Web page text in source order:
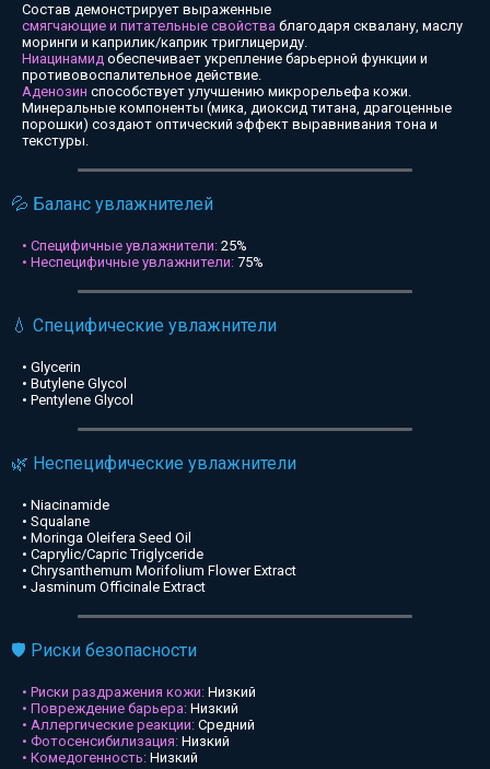
Состав демонстрирует выраженные
смягчающие и питательные свойства благодаря сквалану, маслу
моринги и каприлик/каприк триглицериду.
Ниацинамид обеспечивает укрепление барьерной функции и
противовоспалительное действие.
Аденозин способствует улучшению микрорельефа кожи.
Минеральные компоненты (мика, диоксид титана, драгоценные
порошки) создают оптический эффект выравнивания тона и
текстуры.
💦 Баланс увлажнителей
• Специфичные увлажнители: 25%
• Неспецифичные увлажнители: 75%
💧 Специфические увлажнители
• Glycerin
• Butylene Glycol
• Pentylene Glycol
🌿 Неспецифические увлажнители
• Niacinamide
• Squalane
• Moringa Oleifera Seed Oil
• Caprylic/Capric Triglyceride
• Chrysanthemum Morifolium Flower Extract
• Jasminum Officinale Extract
🛡️ Риски безопасности
• Риски раздражения кожи: Низкий
• Повреждение барьера: Низкий
• Аллергические реакции: Средний
• Фотосенсибилизация: Низкий
• Комедогенность: Низкий